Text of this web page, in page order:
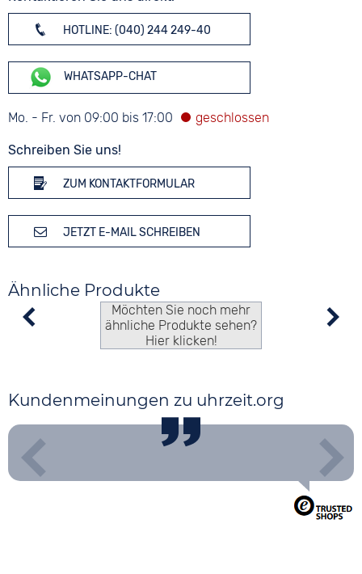
HOTLINE: (040) 244 249-40
WHATSAPP-CHAT
Mo. - Fr. von 09:00 bis 17:00
Schreiben Sie uns!
ZUM KONTAKTFORMULAR
JETZT E-MAIL SCHREIBEN
Ähnliche Produkte
Möchten Sie noch mehr
ähnliche Produkte sehen?
Hier klicken!
Kundenmeinungen zu uhrzeit.org